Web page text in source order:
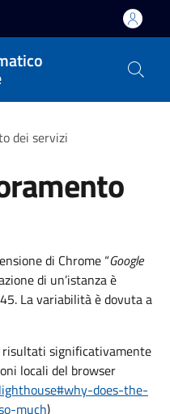
dei servizi
di Chrome “Google
di un’istanza è
La variabilità è dovuta a
risultati significativamente
locali del browser
does-the-
much)